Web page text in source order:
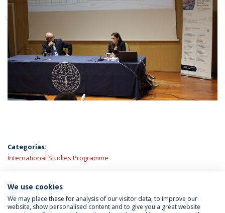
Categorias:
International Studies Programme
ÚLTIMAS NOTÍCIAS
We use cookies
We may place these for analysis of our visitor data, to improve our
website, show personalised content and to give you a great website